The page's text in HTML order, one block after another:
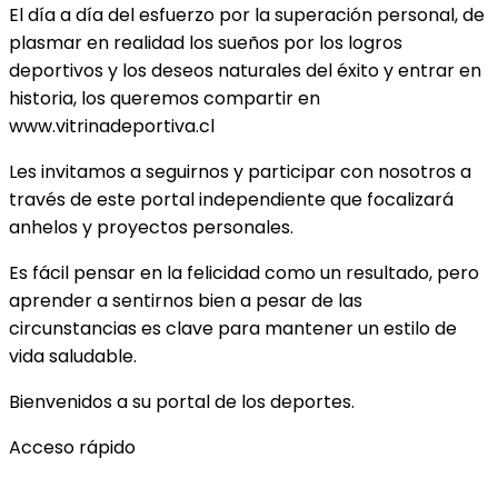
El día a día del esfuerzo por la superación personal, de
plasmar en realidad los sueños por los logros
deportivos y los deseos naturales del éxito y entrar en
historia, los queremos compartir en
www.vitrinadeportiva.cl
Les invitamos a seguirnos y participar con nosotros a
través de este portal independiente que focalizará
anhelos y proyectos personales.
Es fácil pensar en la felicidad como un resultado, pero
aprender a sentirnos bien a pesar de las
circunstancias es clave para mantener un estilo de
vida saludable.
Bienvenidos a su portal de los deportes.
Acceso rápido